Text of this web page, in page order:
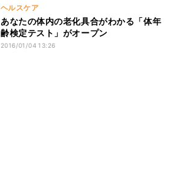
ヘルスケア
あなたの体内の老化具合がわかる「体年
齢検定テスト」がオープン
2016/01/04 13:26